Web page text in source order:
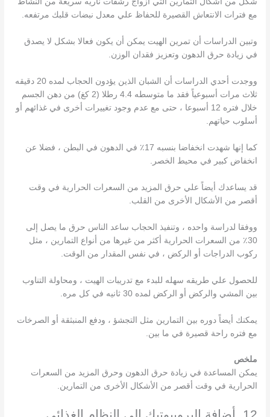
مع فترات الانتعاش القصيرة للحفاظ علي معدل نبضات قلبك مرتفعه.
وتبين الدراسات أن تمرين الهيت يمكن أن يكون فعالا بشكل لا يصدق
في زيادة حرق الدهون وتعزيز فقدان الوزن.
ووجدت أحدي الدراسات أن الشبان الذين يؤدون الحجاب لمده 20 دقيقه
ثلاث مرات أسبوعياً فقد ما متوسطه 4.4 رطلا (2 كغ) من دهن الجسم
خلال فتره 12 أسبوعا ، حتى مع عدم وجود تغييرات أخرى في غذائهم أو
أسلوب حياتهم.
كما إنها شهدت انخفاضا بنسبه 17٪ في الدهون في البطن ، فضلا عن
انخفاض كبير في محيط الخصر.
قد يساعدك أيضاً علي حرق المزيد من السعرات الحرارية في وقت
أقصر من الأشكال الأخرى من القلب.
ووفقا لدراسة واحده ، وتنفيذ الحجاب ساعد الناس حرق ما يصل إلى
30٪ من السعرات الحرارية أكثر من غيرها من أنواع التمارين ، مثل
ركوب الدراجات أو الركض ، في نفس المقدار من الوقت.
للحصول علي طريقه سهله للبدء مع تدريبات الهيت ، ومحاولة التناوب
بين المشي والركض أو الركض لمده 30 ثانيه في كل مره.
يمكنك أيضاً دوره بين التمارين مثل التجشؤ ، ودفع المنبثقة أو الصرخات
مع فتره راحة قصيرة في ما بين.
ملخص
يمكن المساعدة في زيادة حرق الدهون وحرق المزيد من السعرات
الحرارية في وقت أقصر من الأشكال الأخرى من التمارين.